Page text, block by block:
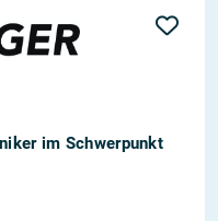
im Schwerpunkt